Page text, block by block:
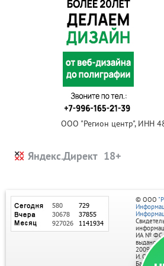
ООО "Регион центр", ИНН
Яндекс.Директ
© ООО
ИА № ФС
выдано
2009г.
И. О.
Баннеры